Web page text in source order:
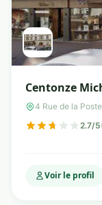
Centonze
4 Rue de la
2.7/5
Voir le profil